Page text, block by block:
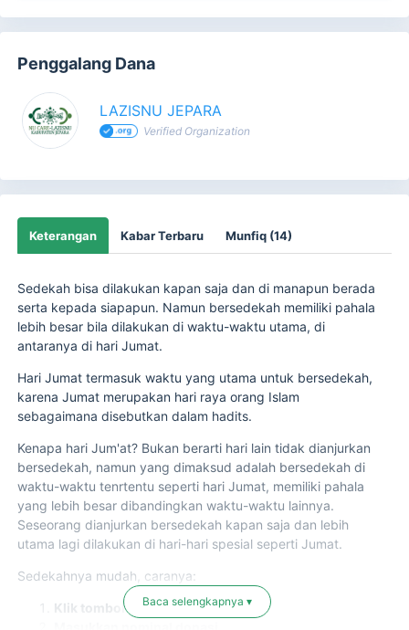
Penggalang Dana
LAZISNU JEPARA
Verified Organization
Keterangan Kabar Terbaru Munfiq (14)
Sedekah bisa dilakukan kapan saja dan di manapun berada
serta kepada siapapun. Namun bersedekah memiliki pahala
lebih besar bila dilakukan di waktu-waktu utama, di
antaranya di hari Jumat.
Hari Jumat termasuk waktu yang utama untuk bersedekah,
karena Jumat merupakan hari raya orang Islam
sebagaimana disebutkan dalam hadits.
Kenapa hari Jum'at? Bukan berarti hari lain tidak dianjurkan
bersedekah, namun yang dimaksud adalah bersedekah di
waktu-waktu tenrtentu seperti hari Jumat, memiliki pahala
yang lebih besar dibandingkan waktu-waktu lainnya.
Seseorang dianjurkan bersedekah kapan saja dan lebih
utama lagi dilakukan di hari-hari spesial seperti Jumat.
Sedekahnya mudah, caranya:
Klik tombol “Infaq Sekarang”
Baca selengkapnya ▾